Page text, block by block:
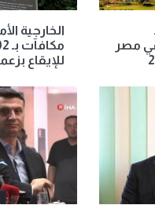
مصر
الخارجية
للإيقاع